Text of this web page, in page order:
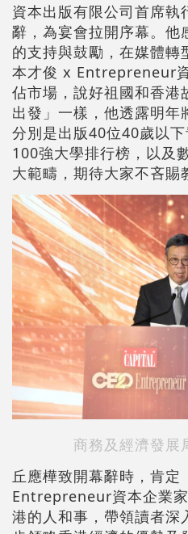
資本出版有限公司首席執
辭，為宴會拉開序幕。他
的支持與鼓勵，在媒體轉
本才俊 x Entrepreneur
佔市場，說好祖國和香港
出發」一樣，他透露明年
分別是出版40位40歲以
100強大學排行榜，以及
大範疇，期待大家不吝賜
商務及經濟發展
丘應樺致開幕辭時，肯定
Entrepreneur資本企業
港的人和事，帶領讀者深